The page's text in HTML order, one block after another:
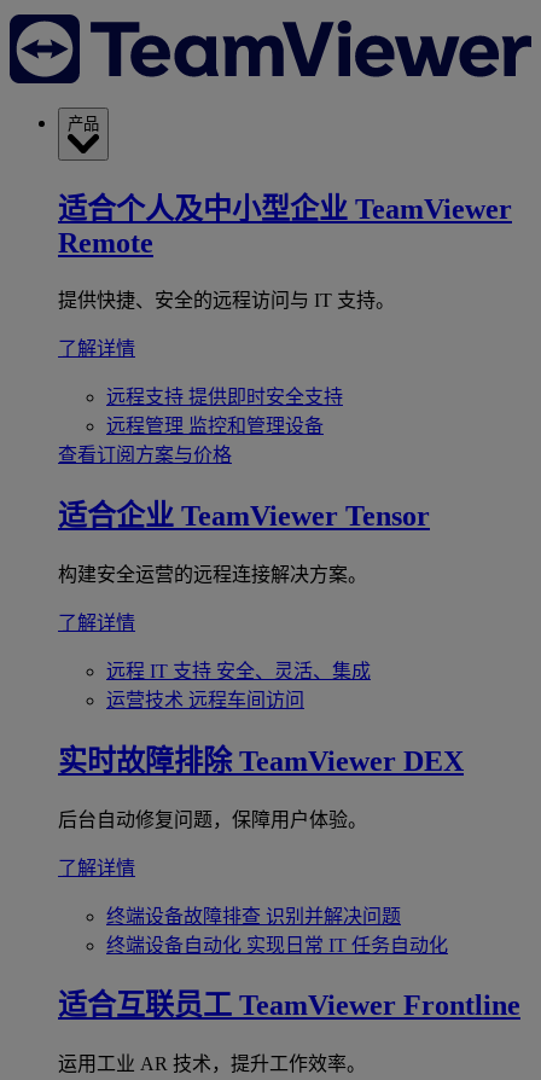
产品
适合个人及中小型企业 TeamViewer
Remote
提供快捷、安全的远程访问与 IT 支持。
了解详情
远程支持 提供即时安全支持
远程管理 监控和管理设备
查看订阅方案与价格
适合企业 TeamViewer Tensor
构建安全运营的远程连接解决方案。
了解详情
远程 IT 支持 安全、灵活、集成
运营技术 远程车间访问
实时故障排除 TeamViewer DEX
后台自动修复问题，保障用户体验。
了解详情
终端设备故障排查 识别并解决问题
终端设备自动化 实现日常 IT 任务自动化
适合互联员工 TeamViewer Frontline
运用工业 AR 技术，提升工作效率。